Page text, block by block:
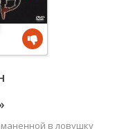
в ловушку